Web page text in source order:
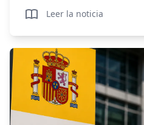
Leer la noticia